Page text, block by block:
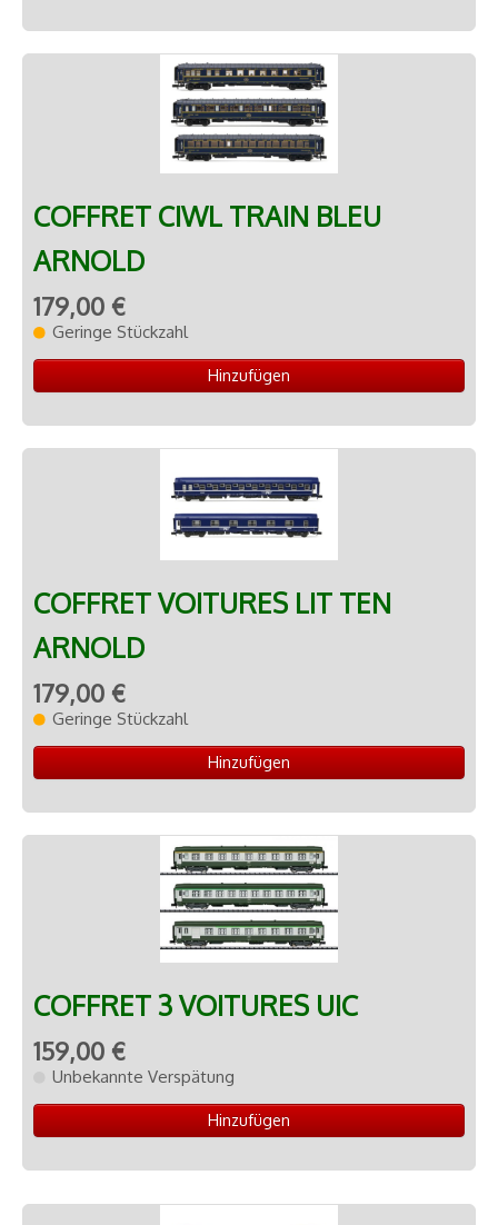
COFFRET CIWL TRAIN BLEU
ARNOLD
179,00 €
Geringe Stückzahl
Hinzufügen
COFFRET VOITURES LIT TEN
ARNOLD
179,00 €
Geringe Stückzahl
Hinzufügen
COFFRET 3 VOITURES UIC
159,00 €
Unbekannte Verspätung
Hinzufügen